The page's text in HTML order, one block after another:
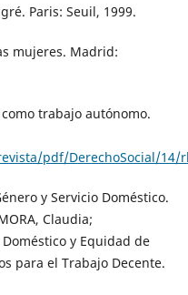
Paris: Seuil, 1999.
mujeres. Madrid:
trabajo autónomo.
pdf/DerechoSocial/14/
y Servicio Doméstico.
Claudia;
Doméstico y Equidad de
para el Trabajo Decente.